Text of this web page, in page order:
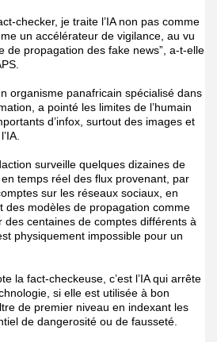
checker, je traite l’IA non pas comme
un accélérateur de vigilance, au vu
de propagation des fake news”, a-t-elle
organisme panafricain spécialisé dans
a pointé les limites de l’humain
d’infox, surtout des images et
surveille quelques dizaines de
temps réel des flux provenant, par
sur les réseaux sociaux, en
des modèles de propagation comme
centaines de comptes différents à
physiquement impossible pour un
la fact-checkeuse, c’est l’IA qui arrête
si elle est utilisée à bon
de premier niveau en indexant les
de dangerosité ou de fausseté.